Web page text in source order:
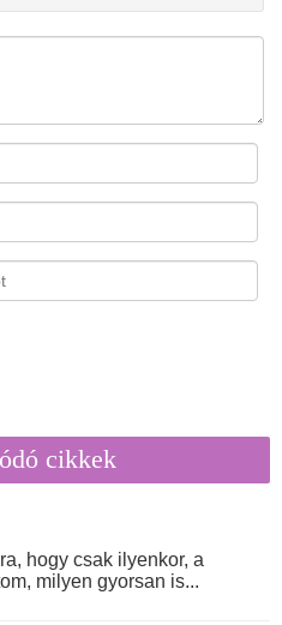
cikkek
hogy csak ilyenkor, a
milyen gyorsan is...